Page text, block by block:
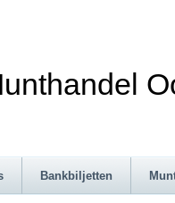
Bankbiljetten